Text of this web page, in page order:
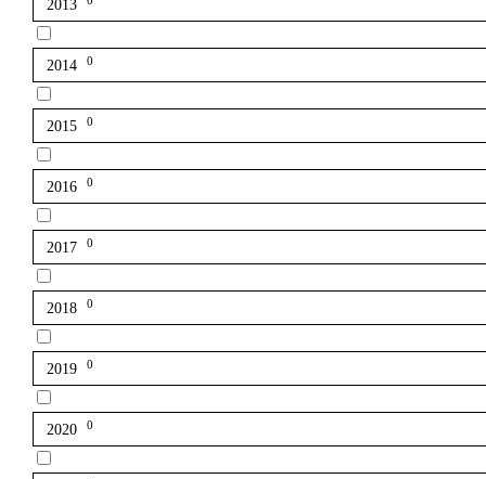
2013
2014 0
2015 0
2016 0
2017 0
2018 0
2019 0
2020 0